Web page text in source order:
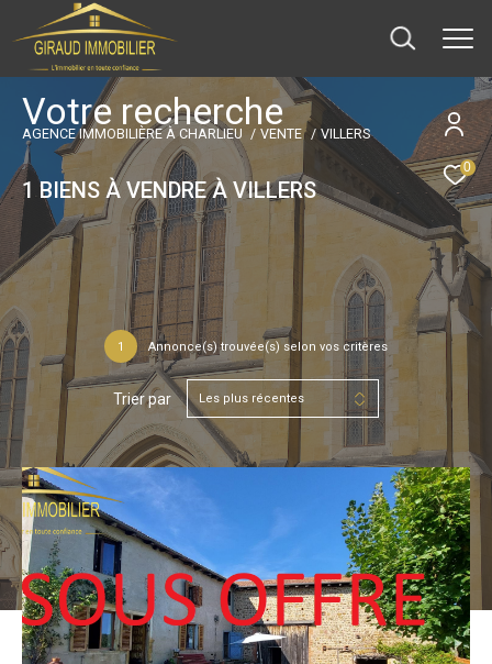
0
Votre recherche
AGENCE IMMOBILIÈRE À CHARLIEU VENTE VILLERS
1BIENS À VENDRE À VILLERS
1 Annonce(s) trouvée(s) selon vos critères
Trier par Les plus récentes